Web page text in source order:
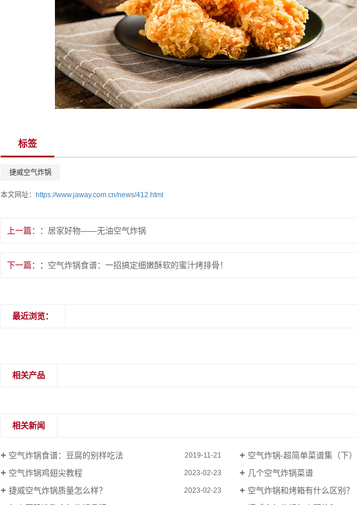
标签
捷威空气炸锅
本文网址： https://www.jaway.com.cn/news/412.html
上一篇： 居家好物——无油空气炸锅
下一篇： 空气炸锅食谱：一招搞定细嫩酥软的蜜汁烤排骨！
最近浏览：
相关产品
相关新闻
空气炸锅食谱：豆腐的别样吃法 2019-11-21 空气炸锅-超简单菜谱集（下）
空气炸锅鸡翅尖教程 2023-02-23 几个空气炸锅菜谱
捷威空气炸锅质量怎么样？ 2023-02-23 空气炸锅和烤箱有什么区别？